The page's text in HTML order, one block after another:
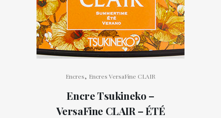
Encres, Encres VersaFine CLAIR
Encre Tsukineko –
VersaFine CLAIR – ÉTÉ